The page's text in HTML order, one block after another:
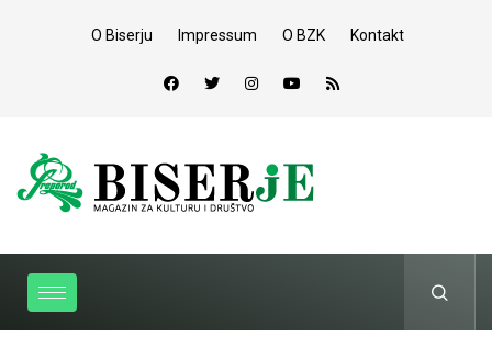
O Biserju Impressum O BZK Kontakt